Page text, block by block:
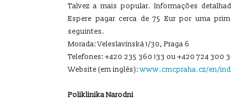
Talvez a mais popular. Informações
Espere pagar cerca de 75 Eur por uma
seguintes.
Morada: Veleslavínská 1/30, Praga 6
Telefones: +420 235 360 133 ou +420 724 300
Website (em inglês):www.cmcpraha.cz/en/
Poliklinika Narodni